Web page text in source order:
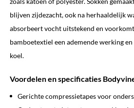
blijven zijdezacht, ook na herhaaldelijk
absorbeert vocht uitstekend en
bamboetextiel een ademende werking
koel.
Voordelen en specificaties
Gerichte compressietapes voor